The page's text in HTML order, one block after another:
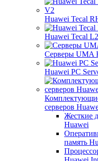
Huawei Tecal
Huawei Tecal
Серверы UMA
Huawei PC
серверов
Жесткие
Huawei
память